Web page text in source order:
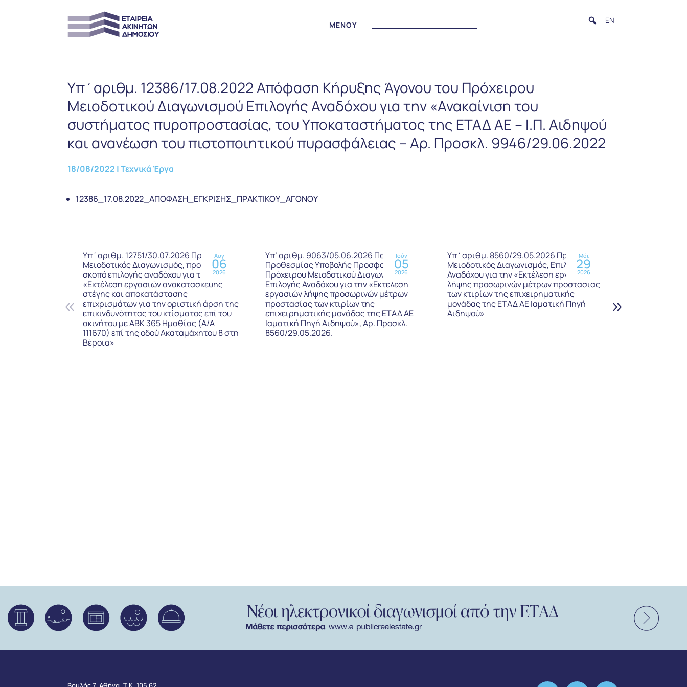
MENOY EN
Υπ΄αριθμ. 12386/17.08.2022 Απόφαση Κήρυξης Άγονου του Πρόχειρου
Μειοδοτικού Διαγωνισμού Επιλογής Αναδόχου για την «Ανακαίνιση του
συστήματος πυροπροστασίας, του Υποκαταστήματος της ΕΤΑΔ ΑΕ – Ι.Π. Αιδηψού
και ανανέωση του πιστοποιητικού πυρασφάλειας – Αρ. Προσκλ. 9946/29.06.2022
18/08/2022 |Τεχνικά Έργα
12386_17.08.2022_ΑΠΟΦΑΣΗ_ΕΓΚΡΙΣΗΣ_ΠΡΑΚΤΙΚΟΥ_ΑΓΟΝΟΥ
Αυγ
06
2026
Υπ΄αριθμ. 12751/30.07.2026 Πρόχειρος
Μειοδοτικός Διαγωνισμός, προς τον
σκοπό επιλογής αναδόχου για την
«Εκτέλεση εργασιών ανακατασκευής
στέγης και αποκατάστασης
επιχρισμάτων για την οριστική άρση της
επικινδυνότητας του κτίσματος επί του
ακινήτου με ΑΒΚ 365 Ημαθίας (Α/Α
111670) επί της οδού Ακαταμάχητου 8 στη
Βέροια»
Ιούν
05
2026
Υπ’ αριθμ. 9063/05.06.2026 Παράταση
Προθεσμίας Υποβολής Προσφορών του
Πρόχειρου Μειοδοτικού Διαγωνισμού,
Επιλογής Αναδόχου για την «Εκτέλεση
εργασιών λήψης προσωρινών μέτρων
προστασίας των κτιρίων της
επιχειρηματικής μονάδας της ΕΤΑΔ ΑΕ
Ιαματική Πηγή Αιδηψού», Αρ. Προσκλ.
8560/29.05.2026.
Μάι
29
2026
Υπ΄αριθμ. 8560/29.05.2026 Πρόχειρος
Μειοδοτικός Διαγωνισμός, Επιλογής
Αναδόχου για την «Εκτέλεση εργασιών
λήψης προσωρινών μέτρων προστασίας
των κτιρίων της επιχειρηματικής
μονάδας της ΕΤΑΔ ΑΕ Ιαματική Πηγή
Αιδηψού»